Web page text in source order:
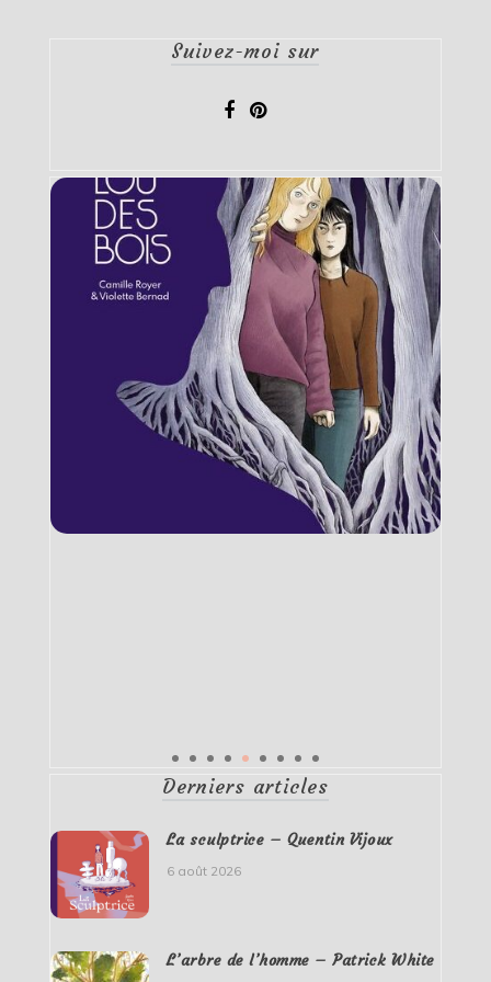
Suivez-moi sur
Derniers articles
La sculptrice – Quentin Vijoux
6 août 2026
L’arbre de l’homme – Patrick White